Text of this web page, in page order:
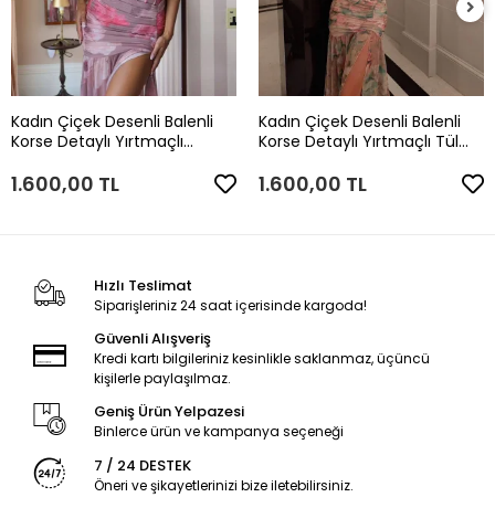
Kadın Çiçek Desenli Balenli
Korse Detaylı Yırtmaçlı
1.600,00 TL
Kadın Çiçek Desenli Balenli
Korse Detaylı Yırtmaçlı Tül
1.600,00 TL
Hızlı Teslimat
Siparişleriniz 24 saat içerisinde kargoda!
Güvenli Alışveriş
Kredi kartı bilgileriniz kesinlikle saklanmaz, üçüncü
kişilerle paylaşılmaz.
Geniş Ürün Yelpazesi
Binlerce ürün ve kampanya seçeneği
7 / 24 DESTEK
Öneri ve şikayetlerinizi bize iletebilirsiniz.